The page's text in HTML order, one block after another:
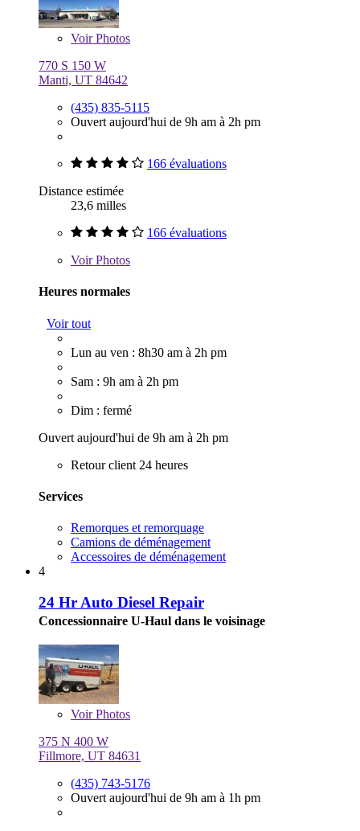
VoirPhotos
770 S 150 W
Manti, UT 84642
(435) 835-5115
Ouvert aujourd'hui de 9h am à 2h pm
166 évaluations
Distance estimée
23,6 milles
166 évaluations
VoirPhotos
Heures normales
Voir tout
Lun au ven : 8h30 am à 2h pm
Sam : 9h am à 2h pm
Dim : fermé
Ouvert aujourd'hui de 9h am à 2h pm
Retour client 24 heures
Services
Remorques et remorquage
Camions de déménagement
Accessoires de déménagement
4
24 Hr Auto Diesel Repair
Concessionnaire U-Haul dans le voisinage
VoirPhotos
375 N 400 W
Fillmore, UT 84631
(435) 743-5176
Ouvert aujourd'hui de 9h am à 1h pm